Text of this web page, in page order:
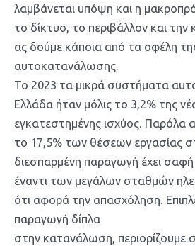
λαμβάνεται υπόψη και η
το δίκτυο, το περιβάλλον και την
ας δούμε κάποια από τα οφέλη
αυτοκατανάλωσης.
Το 2023 τα μικρά συστήματα
Ελλάδα ήταν μόλις το 3,2% της
εγκατεστημένης ισχύος. Παρόλα
το 17,5% των θέσεων εργασίας
διεσπαρμένη παραγωγή έχει
έναντι των μεγάλων σταθμών
ότι αφορά την απασχόληση.
παραγωγή δίπλα
στην κατανάλωση, περιορίζουμε